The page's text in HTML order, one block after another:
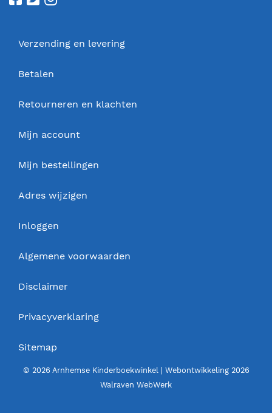
Verzending en levering
Betalen
Retourneren en klachten
Mijn account
Mijn bestellingen
Adres wijzigen
Inloggen
Algemene voorwaarden
Disclaimer
Privacyverklaring
Sitemap
© 2026 Arnhemse Kinderboekwinkel | Webontwikkeling 2026
Walraven WebWerk